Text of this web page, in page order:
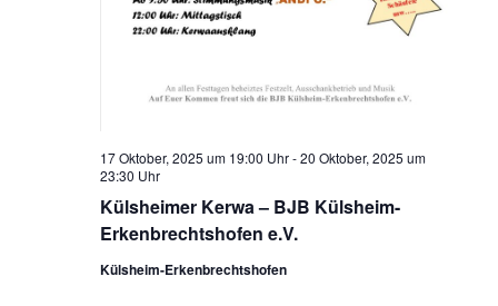
Külsheimer Kerwa – BJB Külsheim-
Erkenbrechtshofen e.V.
17 Oktober, 2025 um 19:00 Uhr-20 Oktober, 2025 um
23:30 Uhr
Külsheim-Erkenbrechtshofen